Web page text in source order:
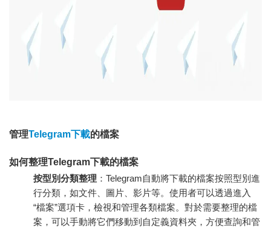
管理Telegram下載的檔案
如何整理Telegram下載的檔案
按型別分類整理 ：Telegram自動將下載的檔案按照型別進
行分類，如文件、圖片、影片等。使用者可以透過進入
“檔案”選項卡，檢視和管理各類檔案。對於需要整理的檔
案，可以手動將它們移動到自定義資料夾，方便查詢和管